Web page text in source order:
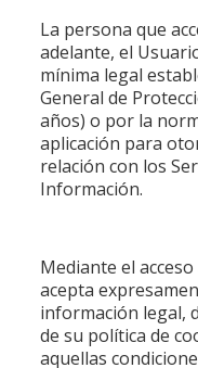
La persona que
adelante, el
mínima legal
General de
años) o por la
aplicación para
relación con los
Información.
Mediante el
acepta
información legal,
de su política de
aquellas